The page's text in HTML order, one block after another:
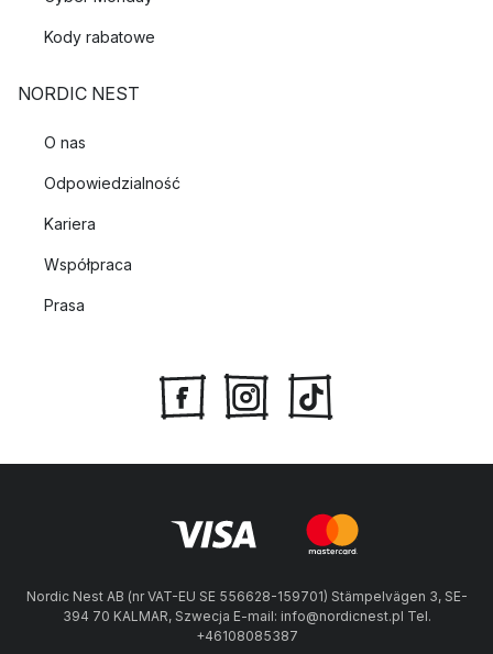
Kody rabatowe
NORDIC NEST
O nas
Odpowiedzialność
Kariera
Współpraca
Prasa
Nordic Nest AB (nr VAT-EU SE 556628-159701) Stämpelvägen 3, SE-
394 70 KALMAR, Szwecja E-mail: info@nordicnest.pl Tel.
+46108085387